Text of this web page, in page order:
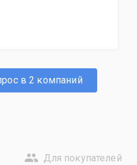
в 2 компаний
Для покупателей